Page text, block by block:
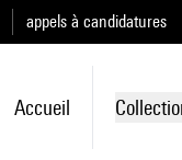
appels à candidatures
Accueil